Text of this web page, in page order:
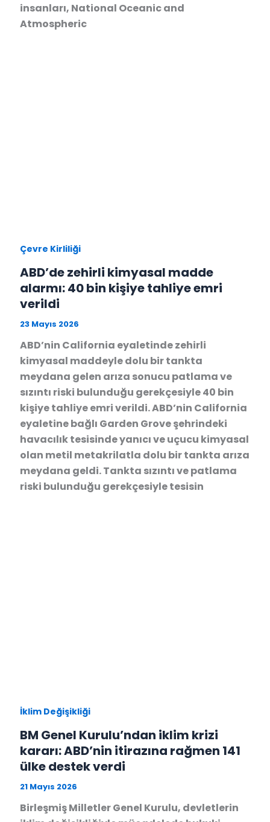
insanları, National Oceanic and
Atmospheric
Çevre Kirliliği
ABD’de zehirli kimyasal madde
alarmı: 40 bin kişiye tahliye emri
verildi
23 Mayıs 2026
ABD’nin California eyaletinde zehirli
kimyasal maddeyle dolu bir tankta
meydana gelen arıza sonucu patlama ve
sızıntı riski bulunduğu gerekçesiyle 40 bin
kişiye tahliye emri verildi. ABD’nin California
eyaletine bağlı Garden Grove şehrindeki
havacılık tesisinde yanıcı ve uçucu kimyasal
olan metil metakrilatla dolu bir tankta arıza
meydana geldi. Tankta sızıntı ve patlama
riski bulunduğu gerekçesiyle tesisin
İklim Değişikliği
BM Genel Kurulu’ndan iklim krizi
kararı: ABD’nin itirazına rağmen 141
ülke destek verdi
21 Mayıs 2026
Birleşmiş Milletler Genel Kurulu, devletlerin